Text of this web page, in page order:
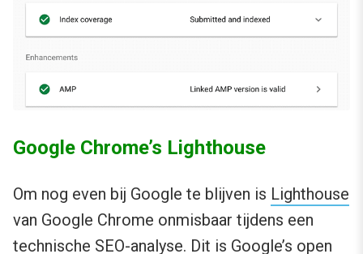
Google Chrome’s Lighthouse
Om nog even bij Google te blijven is Lighthouse
van Google Chrome onmisbaar tijdens een
technische SEO-analyse. Dit is Google’s open